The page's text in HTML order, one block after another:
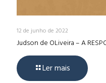
12 de junho de 2022
Judson de OLiveira – A
Ler mais